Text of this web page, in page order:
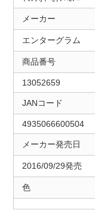
メーカー
エンターグラム
商品番号
13052659
JANコード
4935066600504
メーカー発売日
2016/09/29発売
色